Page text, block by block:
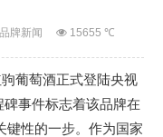
品牌新闻 15655 ℃
葡萄酒正式登陆央视
事件标志着该品牌在
键性的一步。作为国家